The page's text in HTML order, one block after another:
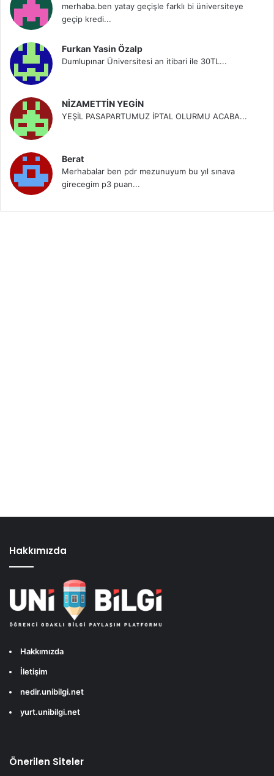
merhaba.ben yatay geçişle farklı bi üniversiteye
geçip kredi...
Furkan Yasin Özalp
Dumlupınar Üniversitesi an itibari ile 30TL...
NİZAMETTİN YEGİN
YEŞİL PASAPARTUMUZ İPTAL OLURMU ACABA...
Berat
Merhabalar ben pdr mezunuyum bu yıl sınava
girecegim p3 puan...
Hakkımızda
Hakkımızda
İletişim
nedir.unibilgi.net
yurt.unibilgi.net
Önerilen Siteler